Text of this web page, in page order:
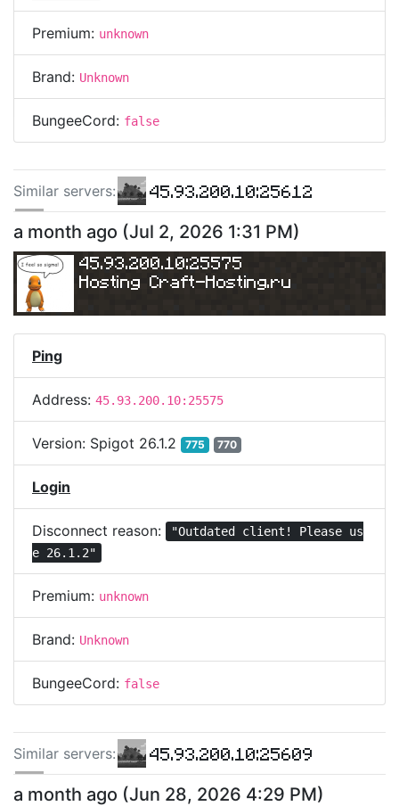
Premium: unknown
Brand: Unknown
BungeeCord: false
Similar servers:
45.93.200.10:25612
45.93.200.10:25735
45.93.200.10:25659
a month ago (Jul 2, 2026 1:31 PM)
45.93.200.10:25575
Hosting Craft-Hosting.ru
Ping
Address: 45.93.200.10:25575
Version: Spigot 26.1.2 775 770
Login
Disconnect reason:
"Outdated client! Please us
e 26.1.2"
Premium: unknown
Brand: Unknown
BungeeCord: false
Similar servers:
45.93.200.10:25609
45.93.200.10:25579
a month ago (Jun 28, 2026 4:29 PM)